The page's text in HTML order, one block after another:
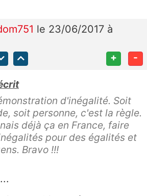
le 23/06/2017 à
+ -
d'inégalité. Soit
soit personne, c'est la règle.
déjà ça en France, faire
pour des égalités et
Bravo !!!